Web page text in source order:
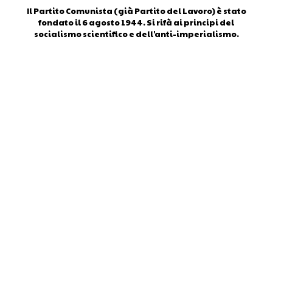
Il Partito Comunista (già Partito del Lavoro) è stato
fondato il 6 agosto 1944. Si rifà ai principi del
socialismo scientifico e dell'anti-imperialismo.